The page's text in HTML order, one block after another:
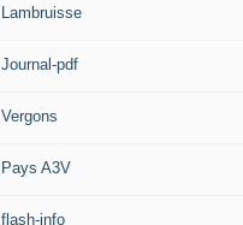
Lambruisse
Journal-pdf
Vergons
Pays A3V
flash-info